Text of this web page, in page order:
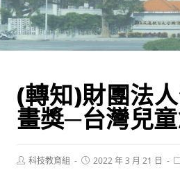
(轉知)財團法
畫獎─台灣兒
Post科技教育組
Post2022 年 3 月 21 日